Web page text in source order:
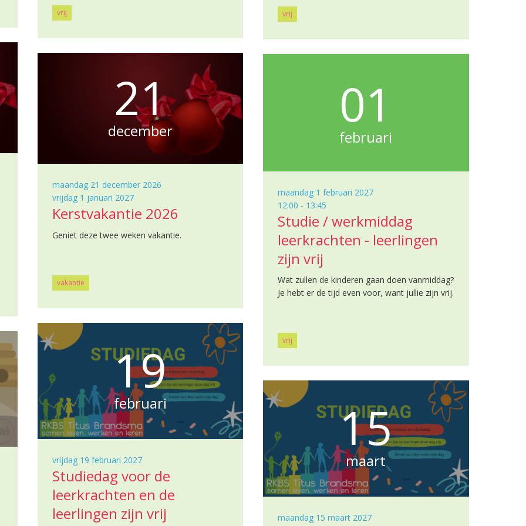
vrij vrij
21
december
maandag 21 december 2026
vrijdag 1 januari 2027
Kerstvakantie 2026
Geniet deze twee weken vakantie.
vakantie
01
februari
maandag 1 februari 2027
12:00 - 13:45
Studie / werkmiddag
leerkrachten - leerlingen
zijn vrij
Wat zullen de kinderen gaan doen vanmiddag?
Je hebt er de tijd even voor, want jullie zijn vrij.
vrij
19
februari
vrijdag 19 februari 2027
Studiedag voor de
leerkrachten en de
leerlingen zijn vrij
15
maart
maandag 15 maart 2027